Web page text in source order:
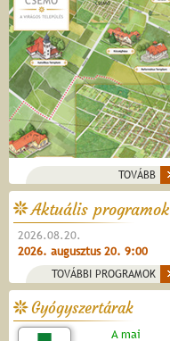
TOVÁBB
Aktuális programok
2026.08.20.
2026. augusztus 20. 9:00
TOVÁBBI PROGRAMOK
Gyógyszertárak
A mai